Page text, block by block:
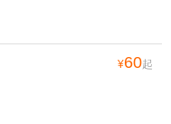
¥60起